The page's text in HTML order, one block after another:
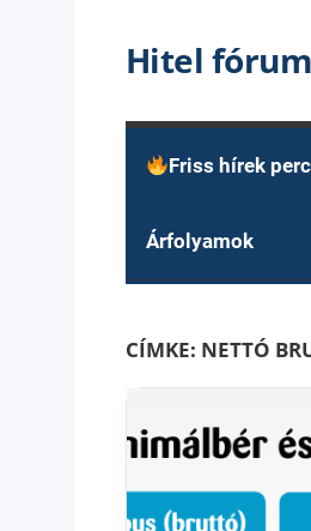
Hitel
Friss hírek
Árfolyamok
CÍMKE: NETTÓ